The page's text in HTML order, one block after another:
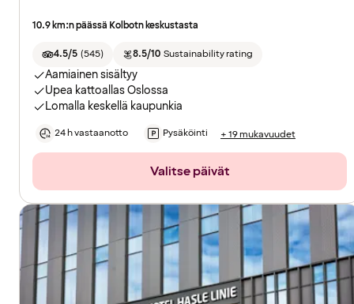
10.9 km:n päässä Kolbotn keskustasta
4.5/5 (545) 8.5/10 Sustainability rating
Aamiainen sisältyy
Upea kattoallas Oslossa
Lomalla keskellä kaupunkia
24 h vastaanotto Pysäköinti + 19 mukavuudet
Valitse päivät